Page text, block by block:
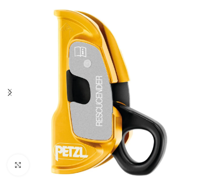
Click to enlarge